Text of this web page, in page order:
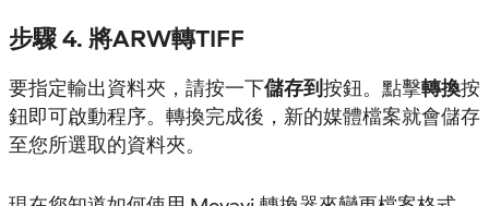
步驟 4. 將ARW轉TIFF
要指定輸出資料夾，請按一下儲存到按鈕。點擊轉換按
鈕即可啟動程序。轉換完成後，新的媒體檔案就會儲存
至您所選取的資料夾。